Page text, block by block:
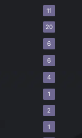
11
20
6
6
4
1
2
1